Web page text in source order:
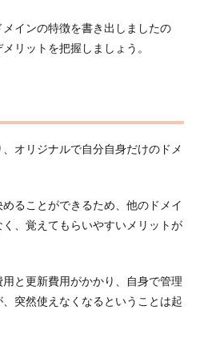
インの特徴を書き出しましたの
リットを把握しましょう。
オリジナルで自分自身だけのドメ
ることができるため、他のドメイ
、覚えてもらいやすいメリットが
と更新費用がかかり、自身で管理
突然使えなくなるということは起